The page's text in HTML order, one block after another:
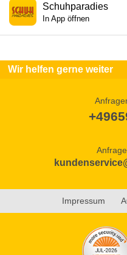
Schuhparadies
In App öffnen
Wir helfen gerne weiter
Impressum